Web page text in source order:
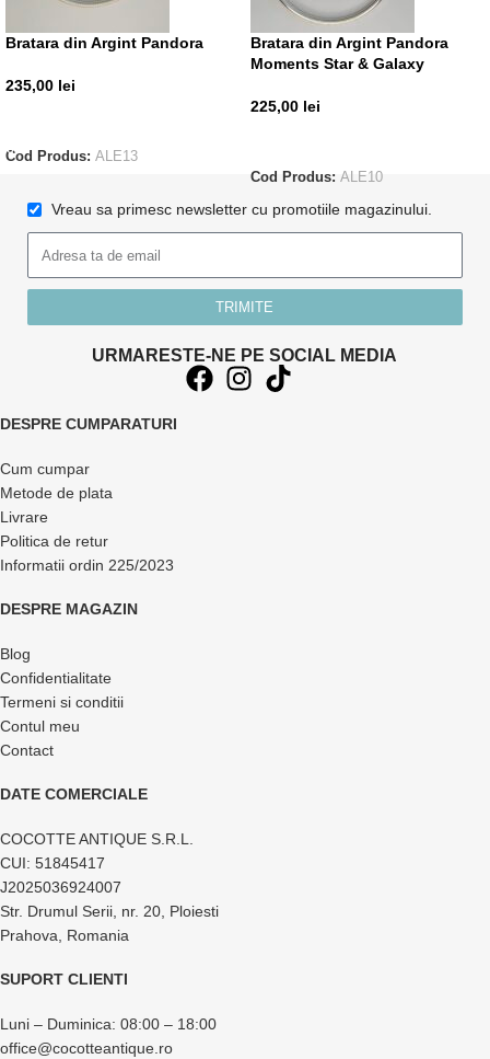
Bratara din Argint Pandora
235,00 lei
Cod Produs: ALE13
Bratara din Argint Pandora
Moments Star & Galaxy
225,00 lei
Cod Produs: ALE10
Vreau sa primesc newsletter cu promotiile magazinului.
TRIMITE
URMARESTE-NE PE SOCIAL MEDIA
DESPRE CUMPARATURI
Cum cumpar
Metode de plata
Livrare
Politica de retur
Informatii ordin 225/2023
DESPRE MAGAZIN
Blog
Confidentialitate
Termeni si conditii
Contul meu
Contact
DATE COMERCIALE
COCOTTE ANTIQUE S.R.L.
CUI: 51845417
J2025036924007
Str. Drumul Serii, nr. 20, Ploiesti
Prahova, Romania
SUPORT CLIENTI
Luni – Duminica: 08:00 – 18:00
office@cocotteantique.ro